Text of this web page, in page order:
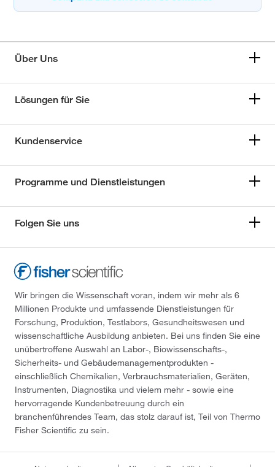
Über Uns
Lösungen für Sie
Kundenservice
Programme und Dienstleistungen
Folgen Sie uns
Wir bringen die Wissenschaft voran, indem wir mehr als 6
Millionen Produkte und umfassende Dienstleistungen für
Forschung, Produktion, Testlabors, Gesundheitswesen und
wissenschaftliche Ausbildung anbieten. Bei uns finden Sie eine
unübertroffene Auswahl an Labor-, Biowissenschafts-,
Sicherheits- und Gebäudemanagementprodukten -
einschließlich Chemikalien, Verbrauchsmaterialien, Geräten,
Instrumenten, Diagnostika und vielem mehr - sowie eine
hervorragende Kundenbetreuung durch ein
branchenführendes Team, das stolz darauf ist, Teil von Thermo
Fisher Scientific zu sein.